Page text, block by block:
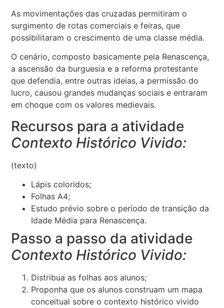
As movimentações das cruzadas permitiram o
surgimento de rotas comerciais e feiras, que
possibilitaram o crescimento de uma classe média.
O cenário, composto basicamente pela Renascença,
a ascensão da burguesia e a reforma protestante
que defendia, entre outras ideias, a permissão do
lucro, causou grandes mudanças sociais e entraram
em choque com os valores medievais.
Recursos para a atividade
Contexto Histórico Vivido:
(texto)
Lápis coloridos;
Folhas A4;
Estudo prévio sobre o período de transição da
Idade Média para Renascença.
Passo a passo da atividade
Contexto Histórico Vivido:
Distribua as folhas aos alunos;
Proponha que os alunos construam um mapa
conceitual sobre o contexto histórico vivido